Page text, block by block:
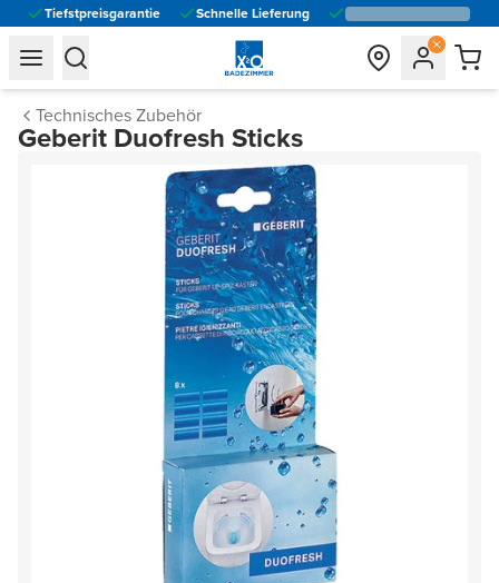
Tiefstpreisgarantie Schnelle Lieferung
general.navigation.toggle_menu.label
general.navigation.toggle_menu.label
Technisches Zubehör
Geberit Duofresh Sticks